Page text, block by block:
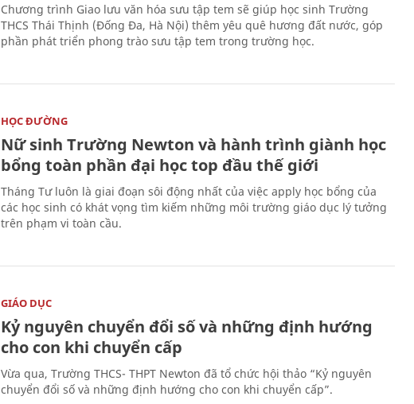
Chương trình Giao lưu văn hóa sưu tập tem sẽ giúp học sinh Trường
THCS Thái Thịnh (Đống Đa, Hà Nội) thêm yêu quê hương đất nước, góp
phần phát triển phong trào sưu tập tem trong trường học.
HỌC ĐƯỜNG
Nữ sinh Trường Newton và hành trình giành học
bổng toàn phần đại học top đầu thế giới
Tháng Tư luôn là giai đoạn sôi động nhất của việc apply học bổng của
các học sinh có khát vọng tìm kiếm những môi trường giáo dục lý tưởng
trên phạm vi toàn cầu.
GIÁO DỤC
Kỷ nguyên chuyển đổi số và những định hướng
cho con khi chuyển cấp
Vừa qua, Trường THCS- THPT Newton đã tổ chức hội thảo “Kỷ nguyên
chuyển đổi số và những định hướng cho con khi chuyển cấp”.